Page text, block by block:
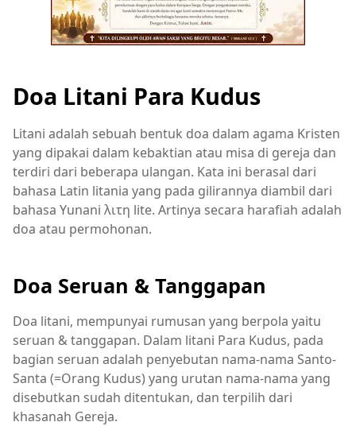
Doa Litani Para Kudus
Litani adalah sebuah bentuk doa dalam agama Kristen
yang dipakai dalam kebaktian atau misa di gereja dan
terdiri dari beberapa ulangan. Kata ini berasal dari
bahasa Latin litania yang pada gilirannya diambil dari
bahasa Yunani λιτη lite. Artinya secara harafiah adalah
doa atau permohonan.
Doa Seruan & Tanggapan
Doa litani, mempunyai rumusan yang berpola yaitu
seruan & tanggapan. Dalam litani Para Kudus, pada
bagian seruan adalah penyebutan nama-nama Santo-
Santa (=Orang Kudus) yang urutan nama-nama yang
disebutkan sudah ditentukan, dan terpilih dari
khasanah Gereja.